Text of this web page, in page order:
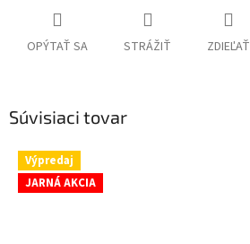
OPÝTAŤ SA STRÁŽIŤ ZDIEĽAŤ
Súvisiaci tovar
Výpredaj
JARNÁ AKCIA